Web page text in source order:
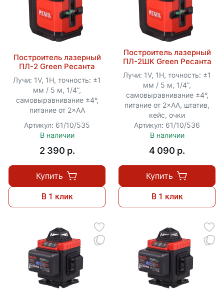
Построитель лазерный
ПЛ-2 Green Ресанта
Лучи: 1V, 1H, точность: ±1
мм / 5 м, 1/4”,
самовыравнивание ±4°,
питание от 2×АА
Артикул: 61/10/535
В наличии
2 390 p.
Купить
В 1 клик
Построитель лазерный
ПЛ-2ШК Green Ресанта
Лучи: 1V, 1H, точность: ±1
мм / 5 м, 1/4”,
самовыравнивание ±4°,
питание от 2×АА, штатив,
кейс, очки
Артикул: 61/10/536
В наличии
4 090 p.
Купить
В 1 клик